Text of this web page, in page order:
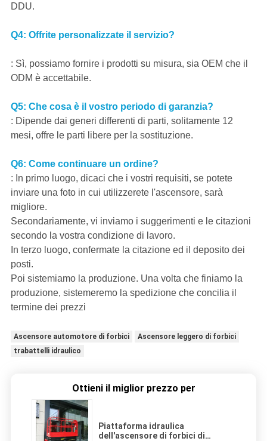
DDU.
Q4: Offrite personalizzate il servizio?
: Sì, possiamo fornire i prodotti su misura, sia OEM che il
ODM è accettabile.
Q5: Che cosa è il vostro periodo di garanzia?
: Dipende dai generi differenti di parti, solitamente 12
mesi, offre le parti libere per la sostituzione.
Q6: Come continuare un ordine?
: In primo luogo, dicaci che i vostri requisiti, se potete
inviare una foto in cui utilizzerete l'ascensore, sarà
migliore.
Secondariamente, vi inviamo i suggerimenti e le citazioni
secondo la vostra condizione di lavoro.
In terzo luogo, confermate la citazione ed il deposito dei
posti.
Poi sistemiamo la produzione. Una volta che finiamo la
produzione, sistemeremo la spedizione che concilia il
termine dei prezzi
Ascensore automotore di forbici
Ascensore leggero di forbici
trabattelli idraulico
Ottieni il miglior prezzo per
Piattaforma idraulica
dell'ascensore di forbici di